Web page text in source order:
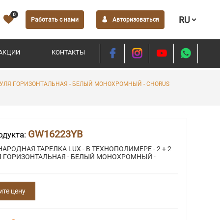
0
Работать с нами Авторизоваться
КОНТАКТЫ
ГОРИЗОНТАЛЬНАЯ - БЕЛЫЙ МОНОХРОМНЫЙ - CHORUS
GW16223YB
ТАРЕЛКА LUX - В ТЕХНОПОЛИМЕРЕ - 2 + 2
ГОРИЗОНТАЛЬНАЯ - БЕЛЫЙ МОНОХРОМНЫЙ -
цену